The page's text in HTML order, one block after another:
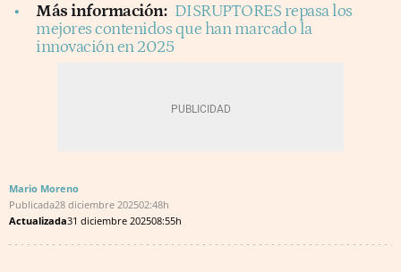
Más información: DISRUPTORES repasa los
mejores contenidos que han marcado la
innovación en 2025
Mario Moreno
Publicada28 diciembre 202502:48h
Actualizada31 diciembre 202508:55h